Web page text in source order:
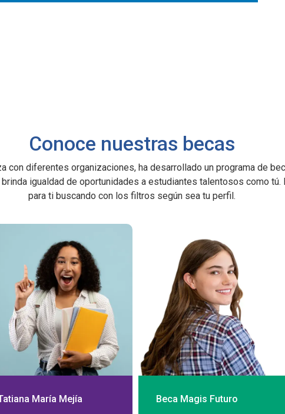
Conoce nuestras becas
con diferentes organizaciones, ha desarrollado un programa de
igualdad de oportunidades a estudiantes talentosos como tú.
para ti buscando con los filtros según sea tu perfil.
María Mejía Beca Magis Futuro